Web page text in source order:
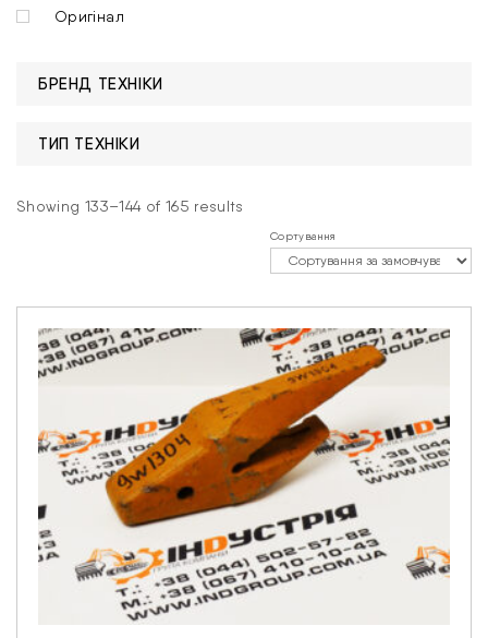
Оригінал
БРЕНД ТЕХНІКИ
ТИП ТЕХНІКИ
Showing 133–144 of 165 results
Сортування